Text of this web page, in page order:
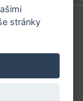
stránky